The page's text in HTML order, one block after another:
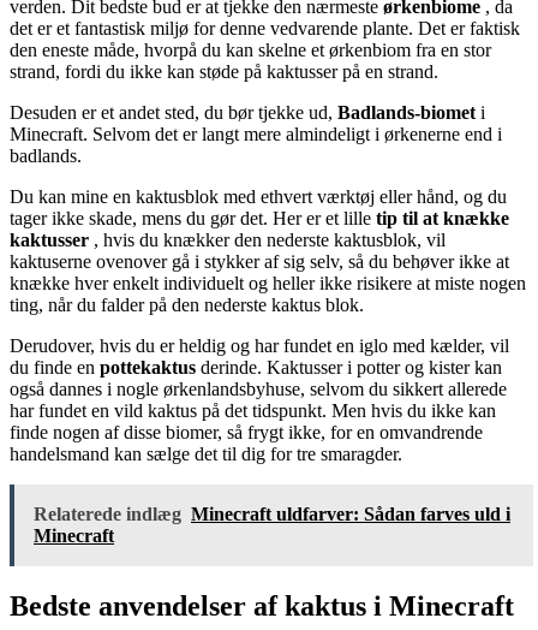
verden. Dit bedste bud er at tjekke den nærmeste ørkenbiome , da
det er et fantastisk miljø for denne vedvarende plante. Det er faktisk
den eneste måde, hvorpå du kan skelne et ørkenbiom fra en stor
strand, fordi du ikke kan støde på kaktusser på en strand.
Desuden er et andet sted, du bør tjekke ud, Badlands-biometi
Minecraft. Selvom det er langt mere almindeligt i ørkenerne end i
badlands.
Du kan mine en kaktusblok med ethvert værktøj eller hånd, og du
tager ikke skade, mens du gør det. Her er et lille tip til at knække
kaktusser , hvis du knækker den nederste kaktusblok, vil
kaktuserne ovenover gå i stykker af sig selv, så du behøver ikke at
knække hver enkelt individuelt og heller ikke risikere at miste nogen
ting, når du falder på den nederste kaktus blok.
Derudover, hvis du er heldig og har fundet en iglo med kælder, vil
du finde en pottekaktus derinde. Kaktusser i potter og kister kan
også dannes i nogle ørkenlandsbyhuse, selvom du sikkert allerede
har fundet en vild kaktus på det tidspunkt. Men hvis du ikke kan
finde nogen af ​​disse biomer, så frygt ikke, for en omvandrende
handelsmand kan sælge det til dig for tre smaragder.
Relaterede indlæg Minecraft uldfarver: Sådan farves uld i
Minecraft
Bedste anvendelser af kaktus i Minecraft